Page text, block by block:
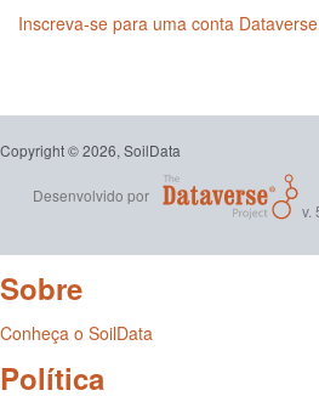
Inscreva-se para uma conta
Copyright © 2026, SoilData
Desenvolvido por
v.
Sobre
Conheça o SoilData
Política